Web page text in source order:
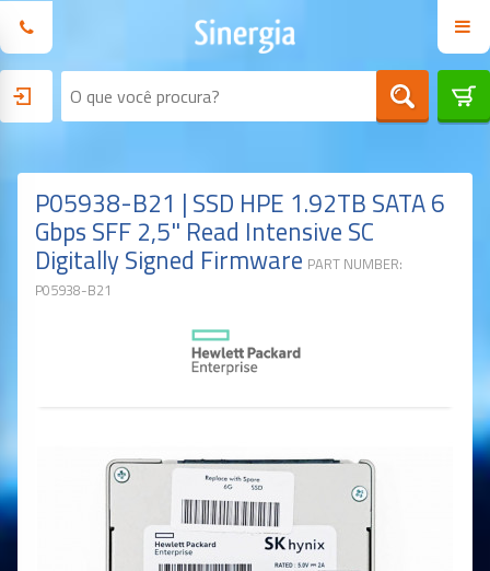
P05938-B21 | SSD HPE 1.92TB SATA 6
Gbps SFF 2,5" Read Intensive SC
Digitally Signed Firmware PART NUMBER:
P05938-B21